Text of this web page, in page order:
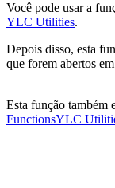
Você pode usar a
YLC Utilities.
Depois disso, esta
que forem abertos
Esta função também
FunctionsYLC